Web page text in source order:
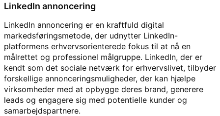
LinkedIn annoncering
LinkedIn annoncering er en kraftfuld digital
markedsføringsmetode, der udnytter LinkedIn-
platformens erhvervsorienterede fokus til at nå en
målrettet og professionel målgruppe. LinkedIn, der er
kendt som det sociale netværk for erhvervslivet, tilbyder
forskellige annonceringsmuligheder, der kan hjælpe
virksomheder med at opbygge deres brand, generere
leads og engagere sig med potentielle kunder og
samarbejdspartnere.